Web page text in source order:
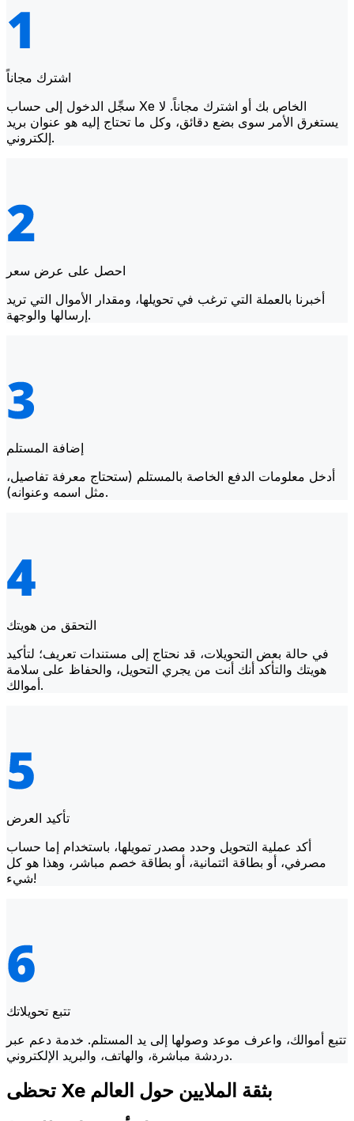
اشترك مجاناً
سجِّل الدخول إلى حساب Xe الخاص بك أو اشترك مجاناً. لا
يستغرق الأمر سوى بضع دقائق، وكل ما تحتاج إليه هو عنوان بريد
إلكتروني.
احصل على عرض سعر
أخبرنا بالعملة التي ترغب في تحويلها، ومقدار الأموال التي تريد
إرسالها والوجهة.
إضافة المستلم
أدخل معلومات الدفع الخاصة بالمستلم (ستحتاج معرفة تفاصيل،
مثل اسمه وعنوانه).
التحقق من هويتك
في حالة بعض التحويلات، قد نحتاج إلى مستندات تعريف؛ لتأكيد
هويتك والتأكد أنك أنت من يجري التحويل، والحفاظ على سلامة
أموالك.
تأكيد العرض
أكد عملية التحويل وحدد مصدر تمويلها، باستخدام إما حساب
مصرفي، أو بطاقة ائتمانية، أو بطاقة خصم مباشر، وهذا هو كل
شيء!
تتبع تحويلاتك
تتبع أموالك، واعرف موعد وصولها إلى يد المستلم. خدمة دعم عبر
دردشة مباشرة، والهاتف، والبريد الإلكتروني.
تحظى Xe بثقة الملايين حول العالم